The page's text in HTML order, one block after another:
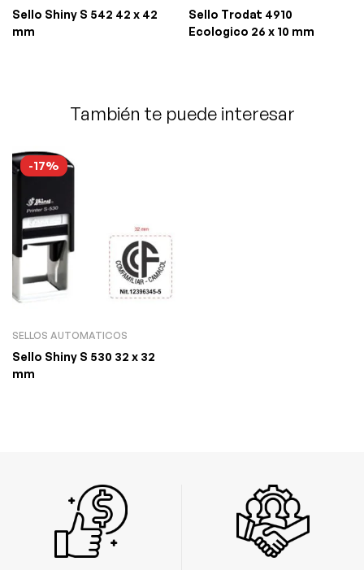
Sello Shiny S 542 42 x 42
mm
Sello Trodat 4910
Ecologico 26 x 10 mm
También te puede interesar
-17%
SELLOS AUTOMATICOS
Sello Shiny S 530 32 x 32
mm